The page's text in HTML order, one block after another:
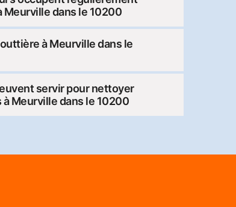
dans le 10200
à Meurville dans le
servir pour nettoyer
Meurville dans le 10200